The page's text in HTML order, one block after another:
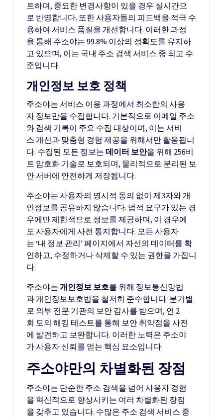
트하며, 중요한 변경사항이 있을 경우 실시간으
로 반영합니다. 또한 사용자들의 피드백을 적극 수
용하여 서비스 품질을 개선합니다. 이러한 과정
을 통해 주소야는 99.8% 이상의 정확도를 유지하
고 있으며, 이는 국내 주소 검색 서비스 중 최고 수
준입니다.
개인정보 보호 정책
주소야는 서비스 이용 과정에서 최소한의 사용
자 정보만을 수집합니다. 기본적으로 이메일 주소
와 검색 기록이 주요 수집 대상이며, 이는 서비
스 개선과 맞춤형 경험 제공을 위해서만 활용됩니
다. 수집된 모든 정보는 데이터 보안을 위해 256비
트 암호화 기술로 보호되며, 물리적으로 분리된 보
안 서버에 안전하게 저장됩니다.
주소야는 사용자의 명시적 동의 없이 제3자와 개
인정보를 공유하지 않습니다. 법적 요구가 있는 경
우에만 제한적으로 정보를 제공하며, 이 경우에
도 사용자에게 사전 통지합니다. 모든 사용자
는 ‘내 정보 관리’ 페이지에서 자신의 데이터를 확
인하고, 수정하거나 삭제할 수 있는 권한을 가집니
다.
주소야는 개인정보 보호를 위해 정보통신망법
과 개인정보보호법을 철저히 준수합니다. 분기별
로 외부 전문 기관의 보안 감사를 받으며, 연 2
회 모의 해킹 테스트를 통해 보안 취약점을 사전
에 발견하고 보완합니다. 이러한 노력은 주소야
가 사용자 신뢰를 얻는 핵심 요소입니다.
주소야만의 차별화된 장점
주소야는 단순한 주소 검색을 넘어 사용자 경험
을 혁신적으로 향상시키는 여러 차별화된 장점
을 갖추고 있습니다. 수많은 주소 검색 서비스 중